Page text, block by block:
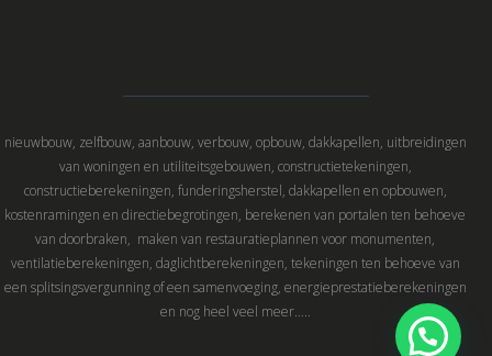
nieuwbouw, zelfbouw, aanbouw, verbouw, opbouw, dakkapellen, uitbreidingen
van woningen en utiliteitsgebouwen, constructietekeningen,
constructieberekeningen, funderingsherstel, dakkapellen en opbouwen,
kostenramingen en directiebegrotingen, berekenen van portalen ten behoeve
van doorbraken, maken van restauratieplannen voor monumenten,
ventilatieberekeningen, daglichtberekeningen, tekeningen ten behoeve van
een splitsingsvergunning of een samenvoeging, energieprestatieberekeningen
en nog heel veel meer…..